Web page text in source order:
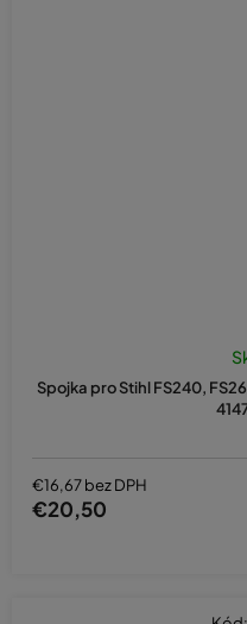
Spojka pro Stihl FS240,
€16,67 bez DPH
€20,50